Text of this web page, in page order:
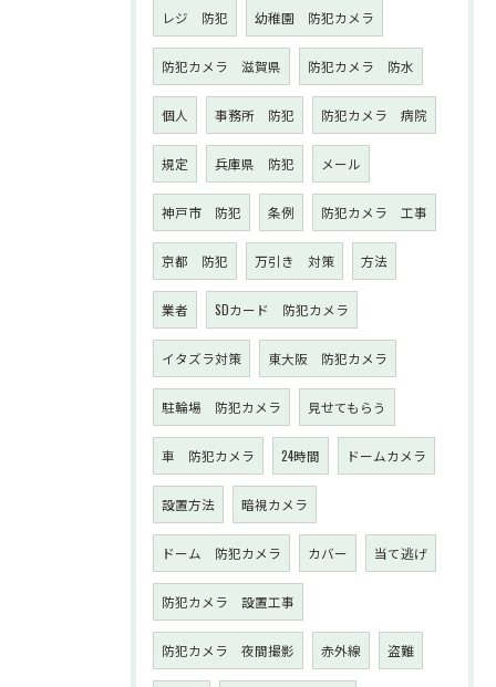
レジ 防犯 幼稚園 防犯カメラ
防犯カメラ 滋賀県 防犯カメラ 防水
個人 事務所 防犯 防犯カメラ 病院
規定 兵庫県 防犯 メール
神戸市 防犯 条例 防犯カメラ 工事
京都 防犯 万引き 対策 方法
業者 SDカード 防犯カメラ
イタズラ対策 東大阪 防犯カメラ
駐輪場 防犯カメラ 見せてもらう
車 防犯カメラ 24時間 ドームカメラ
設置方法 暗視カメラ
ドーム 防犯カメラ カバー 当て逃げ
防犯カメラ 設置工事
防犯カメラ 夜間撮影 赤外線 盗難